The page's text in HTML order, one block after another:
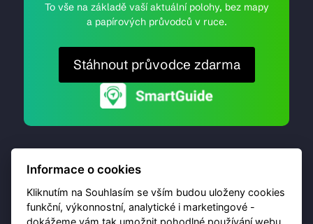
To vše na základě vaší aktuální polohy, bez mapy
a papírových průvodců v ruce.
Stáhnout průvodce zdarma
Informace o cookies
Kliknutím na Souhlasím se vším budou uloženy cookies
funkční, výkonnostní, analytické i marketingové -
dokážeme vám tak umožnit pohodlné používání webu,